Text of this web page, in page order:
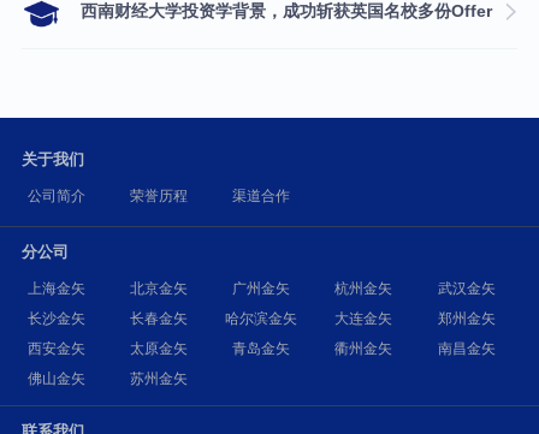
西南财经大学投资学背景，成功斩获英国名校多份Offer
关于我们
公司简介 荣誉历程 渠道合作
分公司
上海金矢 北京金矢 广州金矢 杭州金矢
武汉金矢
长沙金矢
长春金矢 哈尔滨金矢 大连金矢
郑州金矢
西安金矢
太原金矢 青岛金矢 衢州金矢
南昌金矢
佛山金矢
苏州金矢